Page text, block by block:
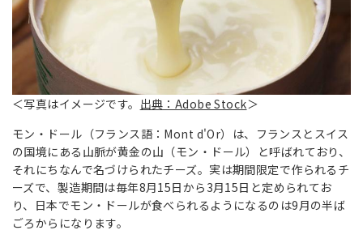
＜写真はイメージです。 出典：Adobe Stock＞
モン・ドール（フランス語：Mont d'Or）は、フランスとスイス
の国境にある山脈が黄金の山（モン・ドール）と呼ばれており、
それにちなんで名づけられたチーズ。実は期間限定で作られるチ
ーズで、製造期間は毎年8月15日から3月15日と定められてお
り、日本でモン・ドールが食べられるようになるのは9月の半ば
ごろからになります。